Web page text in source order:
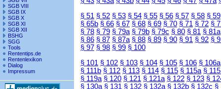
SGB VIII
SGB IX
SGB X
SGB XI
SGB XII
BSHG
SGG
Tools
Rententips.de
Rentenlexikon
Dialog
Impressum
§ 51 § 52 § 53 § 54 § 55 § 56 § 57 § 58 § 59
§ 65b § 66 § 67 § 68 § 69 § 70 § 71 § 72 §
§ 78 § 79 § 79a § 79b § 79c § 80 § 81 § 81a
§ 86 § 87 § 87a § 88 § 89 § 90 § 91 § 92 §
§ 97 § 98 § 99 § 100
§ 101 § 102 § 103 § 104 § 105 § 106 § 106a
§ 111b § 112 § 113 § 114 § 115 § 115a §
§ 119a § 120 § 121 § 121a § 122 § 123 §
§ 130a § 131 § 132 § 132a § 132b § 132c §